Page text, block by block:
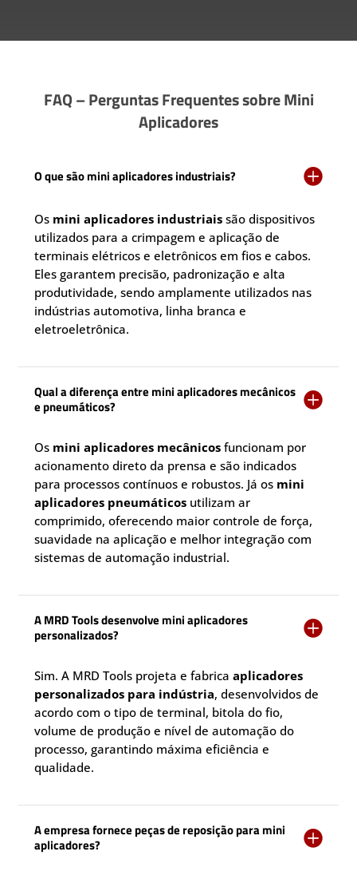
FAQ – Perguntas Frequentes sobre Mini
Aplicadores
O que são mini aplicadores industriais? 
Os mini aplicadores industriais são dispositivos
utilizados para a crimpagem e aplicação de
terminais elétricos e eletrônicos em fios e cabos.
Eles garantem precisão, padronização e alta
produtividade, sendo amplamente utilizados nas
indústrias automotiva, linha branca e
eletroeletrônica.
Qual a diferença entre mini aplicadores mecânicos
e pneumáticos?

Os mini aplicadores mecânicos funcionam por
acionamento direto da prensa e são indicados
para processos contínuos e robustos. Já os mini
aplicadores pneumáticos utilizam ar
comprimido, oferecendo maior controle de força,
suavidade na aplicação e melhor integração com
sistemas de automação industrial.
A MRD Tools desenvolve mini aplicadores
personalizados?

Sim. A MRD Tools projeta e fabricaaplicadores
personalizados para indústria, desenvolvidos de
acordo com o tipo de terminal, bitola do fio,
volume de produção e nível de automação do
processo, garantindo máxima eficiência e
qualidade.
A empresa fornece peças de reposição para mini
aplicadores?
